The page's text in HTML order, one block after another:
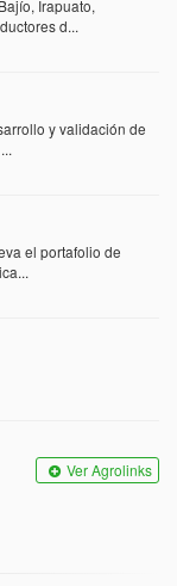
Irapuato,
d...
y validación de
el portafolio de
Ver Agrolinks